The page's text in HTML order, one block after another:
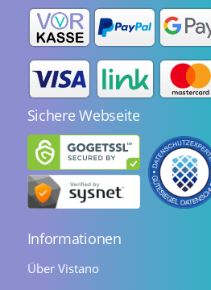
Sichere Webseite
Informationen
Über Vistano